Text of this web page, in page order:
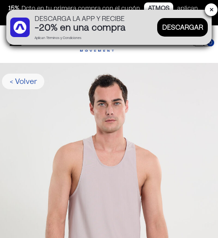
15% Dcto en tu primera compra con el cupón ATMOS
aplican
TyC
0
< Volver
DESCARGA LA APP Y RECIBE
-20% en una compra
Aplican Términos y Condiciones
DESCARGAR
✕